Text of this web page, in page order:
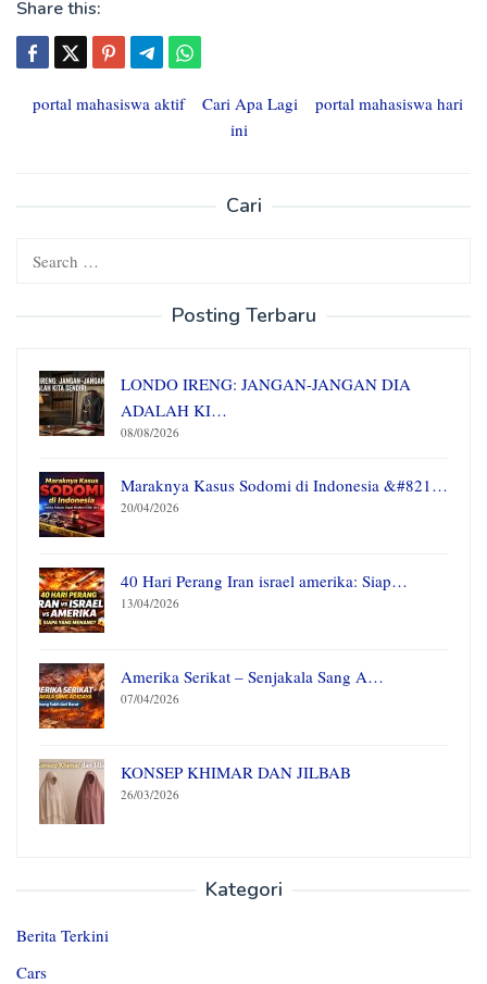
Share this:
portal mahasiswa aktif Cari Apa Lagi
portal mahasiswa hari
ini
Cari
Posting Terbaru
LONDO IRENG: JANGAN-JANGAN DIA
ADALAH KI…
08/08/2026
Maraknya Kasus Sodomi di Indonesia &#821…
20/04/2026
40 Hari Perang Iran israel amerika: Siap…
13/04/2026
Amerika Serikat – Senjakala Sang A…
07/04/2026
KONSEP KHIMAR DAN JILBAB
26/03/2026
Kategori
Berita Terkini
Cars